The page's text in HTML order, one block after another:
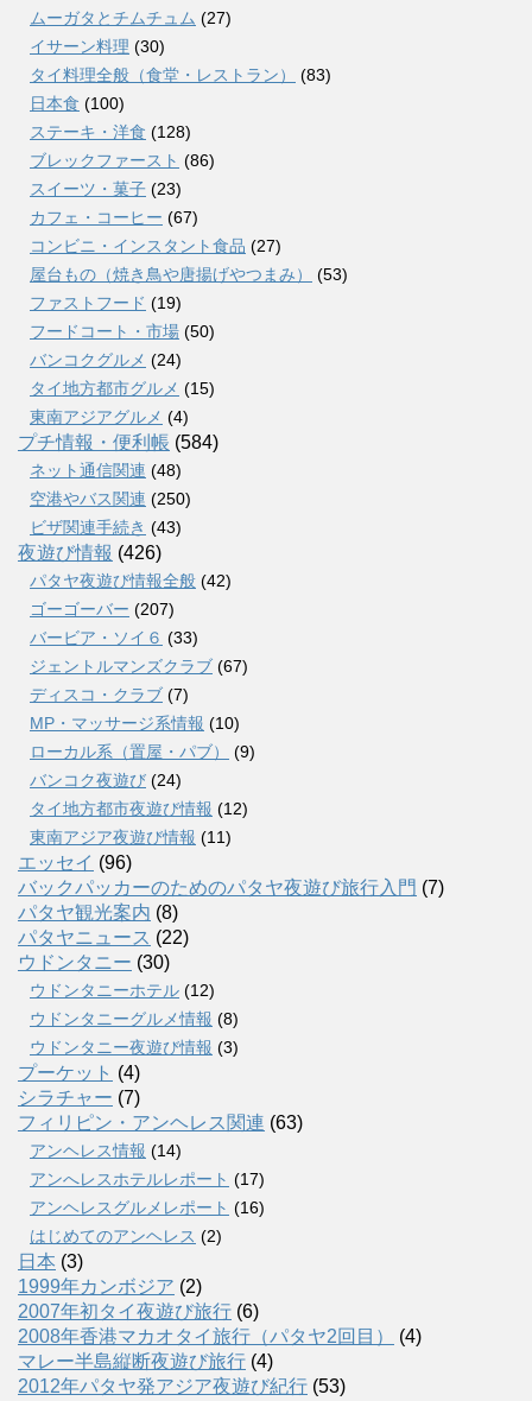
ムーガタとチムチュム (27)
イサーン料理 (30)
タイ料理全般（食堂・レストラン）
(83)
日本食 (100)
ステーキ・洋食 (128)
ブレックファースト (86)
スイーツ・菓子 (23)
カフェ・コーヒー (67)
コンビニ・インスタント食品 (27)
屋台もの（焼き鳥や唐揚げやつまみ）
(53)
ファストフード (19)
フードコート・市場 (50)
バンコクグルメ (24)
タイ地方都市グルメ (15)
東南アジアグルメ (4)
プチ情報・便利帳 (584)
ネット通信関連 (48)
空港やバス関連 (250)
ビザ関連手続き (43)
夜遊び情報 (426)
パタヤ夜遊び情報全般 (42)
ゴーゴーバー (207)
バービア・ソイ６ (33)
ジェントルマンズクラブ (67)
ディスコ・クラブ (7)
MP・マッサージ系情報 (10)
ローカル系（置屋・パブ）
(9)
バンコク夜遊び (24)
タイ地方都市夜遊び情報 (12)
東南アジア夜遊び情報 (11)
エッセイ (96)
バックパッカーのためのパタヤ夜遊び旅行入門 (7)
パタヤ観光案内 (8)
パタヤニュース (22)
ウドンタニー (30)
ウドンタニーホテル (12)
ウドンタニーグルメ情報 (8)
ウドンタニー夜遊び情報 (3)
プーケット (4)
シラチャー (7)
フィリピン・アンヘレス関連 (63)
アンヘレス情報 (14)
アンへレスホテルレポート (17)
アンヘレスグルメレポート (16)
はじめてのアンヘレス (2)
日本 (3)
1999年カンボジア (2)
2007年初タイ夜遊び旅行 (6)
2008年香港マカオタイ旅行（パタヤ2回目）
(4)
マレー半島縦断夜遊び旅行 (4)
2012年パタヤ発アジア夜遊び紀行 (53)